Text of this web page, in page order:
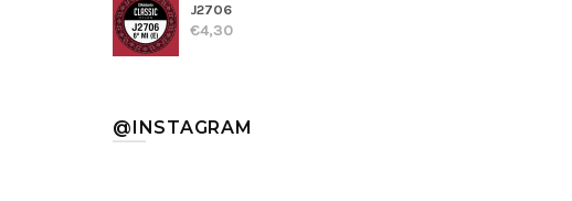
J2706
€4,30
@INSTAGRAM